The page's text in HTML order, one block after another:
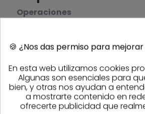
Operaciones
comenzar los
debe hacer
acopio de los
materiales
necesarios
🍪 ¿Nos das permiso para
En esta web utilizamos cookies
Algunas son esenciales para
bien, y otras nos ayudan a
a mostrarte contenido en
ofrecerte publicidad que